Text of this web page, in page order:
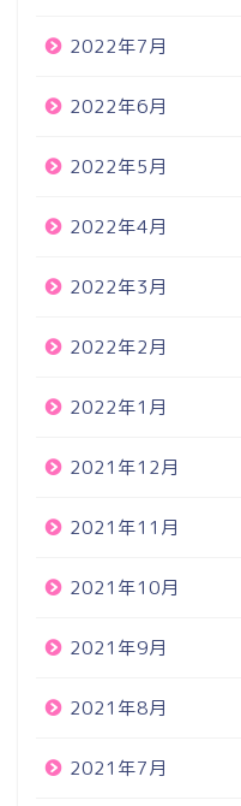
2022年7月
2022年6月
2022年5月
2022年4月
2022年3月
2022年2月
2022年1月
2021年12月
2021年11月
2021年10月
2021年9月
2021年8月
2021年7月